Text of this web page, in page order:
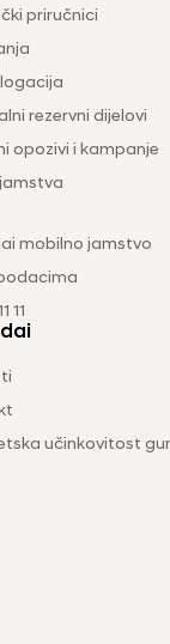
priručnici
rezervni dijelovi
opozivi i kampanje
mobilno jamstvo
11
učinkovitost